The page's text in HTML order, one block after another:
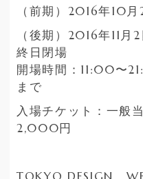
（前期）2016年10
（後期）2016年11月
終日閉場
開場時間：11:00
まで
入場チケット：一般
2,000円